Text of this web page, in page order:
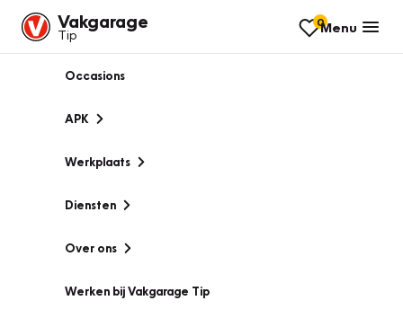
Vakgarage
Tip
0Menu
Occasions
APK
Werkplaats
Diensten
Over ons
Werken bij Vakgarage Tip